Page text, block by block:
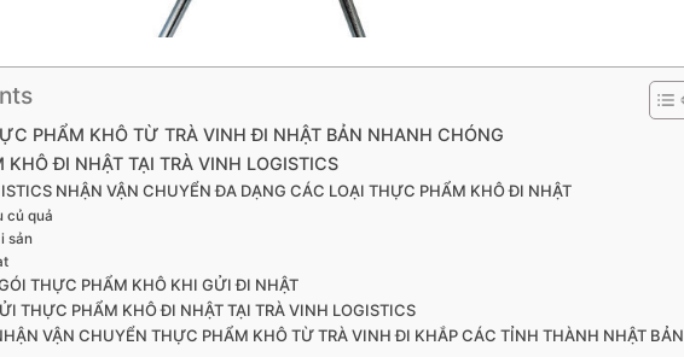
PHẨM KHÔ TỪ TRÀ VINH ĐI NHẬT BẢN NHANH CHÓNG
ĐI NHẬT TẠI TRÀ VINH LOGISTICS
NHẬN VẬN CHUYỂN ĐA DẠNG CÁC LOẠI THỰC PHẨM KHÔ ĐI NHẬT
củ quả
sản
THỰC PHẨM KHÔ KHI GỬI ĐI NHẬT
THỰC PHẨM KHÔ ĐI NHẬT TẠI TRÀ VINH LOGISTICS
VẬN CHUYỂN THỰC PHẨM KHÔ TỪ TRÀ VINH ĐI KHẮP CÁC TỈNH THÀNH NHẬT BẢN